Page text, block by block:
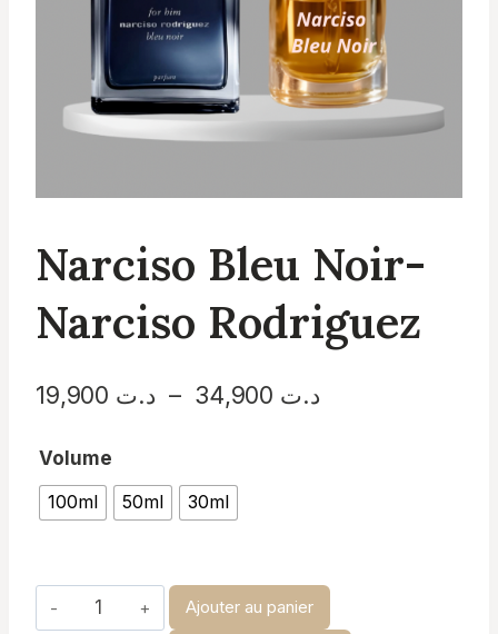
Narciso Bleu Noir-
Narciso Rodriguez
د.ت – د.تPlage
Volume
100ml
50ml 30ml
quantité
de
Ajouter au panier